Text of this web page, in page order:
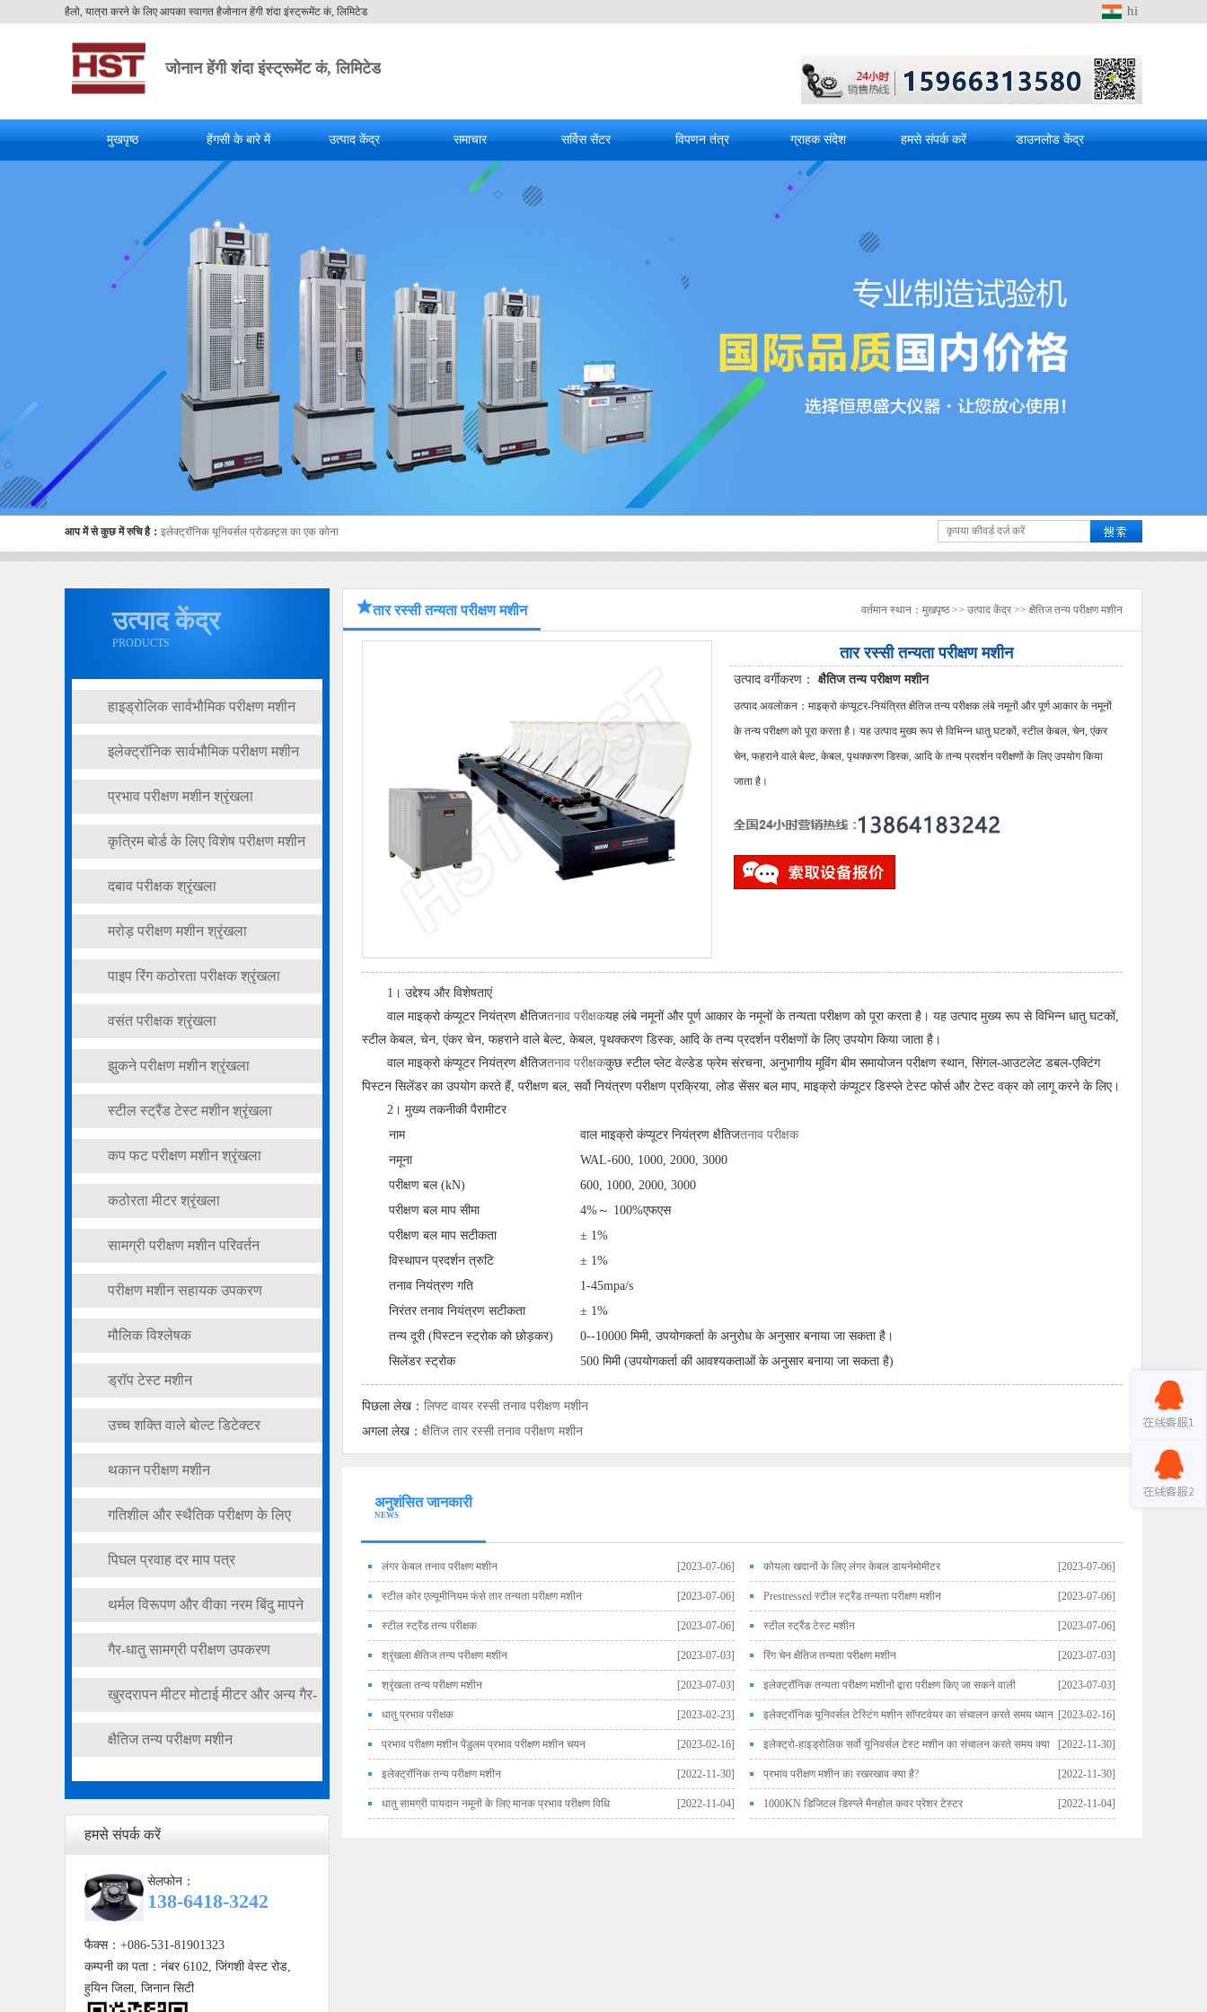
हैलो, यात्रा करने के लिए आपका स्वागत हैजोनान हेंगी शंदा इंस्ट्रूमेंट कं, लिमिटेड hi
जोनान हेंगी शंदा इंस्ट्रूमेंट कं, लिमिटेड
मुखपृष्ठ हेंगसी के बारे में उत्पाद केंद्र समाचार सर्विस सेंटर विपणन तंत्र ग्राहक संदेश हमसे संपर्क करें डाउनलोड केंद्र
आप में से कुछ में रुचि है： इलेक्ट्रॉनिक यूनिवर्सल प्रोडक्ट्स का एक कोना
उत्पाद केंद्र
PRODUCTS
हाइड्रोलिक सार्वभौमिक परीक्षण मशीन
श्रृंखला
इलेक्ट्रॉनिक सार्वभौमिक परीक्षण मशीन
प्रभाव परीक्षण मशीन श्रृंखला
कृत्रिम बोर्ड के लिए विशेष परीक्षण मशीन
दबाव परीक्षक श्रृंखला
मरोड़ परीक्षण मशीन श्रृंखला
पाइप रिंग कठोरता परीक्षक श्रृंखला
वसंत परीक्षक श्रृंखला
झुकने परीक्षण मशीन श्रृंखला
स्टील स्ट्रैंड टेस्ट मशीन श्रृंखला
कप फट परीक्षण मशीन श्रृंखला
कठोरता मीटर श्रृंखला
सामग्री परीक्षण मशीन परिवर्तन
परीक्षण मशीन सहायक उपकरण
मौलिक विश्लेषक
ड्रॉप टेस्ट मशीन
उच्च शक्ति वाले बोल्ट डिटेक्टर
थकान परीक्षण मशीन
गतिशील और स्थैतिक परीक्षण के लिए
सार्वभौमिक परीक्षण मशीन
पिघल प्रवाह दर माप पत्र
थर्मल विरूपण और वीका नरम बिंदु मापने
वाला साधन
गैर-धातु सामग्री परीक्षण उपकरण
खुरदरापन मीटर मोटाई मीटर और अन्य गैर-
विनाशकारी परीक्षण उपकरण
क्षैतिज तन्य परीक्षण मशीन
हमसे संपर्क करें
सेलफोन：
138-6418-3242
फैक्स：+086-531-81901323
कम्पनी का पता：नंबर 6102, जिंगशी वेस्ट रोड,
हुयिन जिला, जिनान सिटी
वर्तमान स्थान： मुखपृष्ठ>> उत्पाद केंद्र>> क्षैतिज तन्य परीक्षण मशीन
तार रस्सी तन्यता परीक्षण मशीन
तार रस्सी तन्यता परीक्षण मशीन
उत्पाद वर्गीकरण： क्षैतिज तन्य परीक्षण मशीन
उत्पाद अवलोकन：माइक्रो कंप्यूटर-नियंत्रित क्षैतिज तन्य परीक्षक लंबे नमूनों और पूर्ण आकार के नमूनों
के तन्य परीक्षण को पूरा करता है। यह उत्पाद मुख्य रूप से विभिन्न धातु घटकों, स्टील केबल, चेन, एंकर
चेन, फहराने वाले बेल्ट, केबल, पृथक्करण डिस्क, आदि के तन्य प्रदर्शन परीक्षणों के लिए उपयोग किया
जाता है।
1। उद्देश्य और विशेषताएं
वाल माइक्रो कंप्यूटर नियंत्रण क्षैतिजतनाव परीक्षकयह लंबे नमूनों और पूर्ण आकार के नमूनों के तन्यता परीक्षण को पूरा करता है। यह उत्पाद मुख्य रूप से विभिन्न धातु घटकों,
स्टील केबल, चेन, एंकर चेन, फहराने वाले बेल्ट, केबल, पृथक्करण डिस्क, आदि के तन्य प्रदर्शन परीक्षणों के लिए उपयोग किया जाता है।
वाल माइक्रो कंप्यूटर नियंत्रण क्षैतिजतनाव परीक्षककुछ स्टील प्लेट वेल्डेड फ्रेम संरचना, अनुभागीय मूविंग बीम समायोजन परीक्षण स्थान, सिंगल-आउटलेट डबल-एक्टिंग
पिस्टन सिलेंडर का उपयोग करते हैं, परीक्षण बल, सर्वो नियंत्रण परीक्षण प्रक्रिया, लोड सेंसर बल माप, माइक्रो कंप्यूटर डिस्प्ले टेस्ट फोर्स और टेस्ट वक्र को लागू करने के लिए।
2। मुख्य तकनीकी पैरामीटर
नाम
वाल माइक्रो कंप्यूटर नियंत्रण क्षैतिजतनाव परीक्षक
नमूना
WAL-600, 1000, 2000, 3000
परीक्षण बल (kN)
600, 1000, 2000, 3000
परीक्षण बल माप सीमा
4%～ 100%एफएस
परीक्षण बल माप सटीकता
± 1%
विस्थापन प्रदर्शन त्रुटि
± 1%
तनाव नियंत्रण गति
1-45mpa/s
निरंतर तनाव नियंत्रण सटीकता
± 1%
तन्य दूरी (पिस्टन स्ट्रोक को छोड़कर)
0--10000 मिमी, उपयोगकर्ता के अनुरोध के अनुसार बनाया जा सकता है।
सिलेंडर स्ट्रोक
500 मिमी (उपयोगकर्ता की आवश्यकताओं के अनुसार बनाया जा सकता है)
पिछला लेख： लिफ्ट वायर रस्सी तनाव परीक्षण मशीन
अगला लेख： क्षैतिज तार रस्सी तनाव परीक्षण मशीन
अनुशंसित जानकारी
NEWS
[2023-07-06]
लंगर केबल तनाव परीक्षण मशीन [2023-07-06]
कोयला खदानों के लिए लंगर केबल डायनेमोमीटर
[2023-07-06]
स्टील कोर एल्यूमीनियम फंसे तार तन्यता परीक्षण मशीन [2023-07-06]
Prestressed स्टील स्ट्रैंड तन्यता परीक्षण मशीन
[2023-07-06]
स्टील स्ट्रैंड तन्य परीक्षक [2023-07-06]
स्टील स्ट्रैंड टेस्ट मशीन
[2023-07-03]
श्रृंखला क्षैतिज तन्य परीक्षण मशीन [2023-07-03]
रिंग चेन क्षैतिज तन्यता परीक्षण मशीन
[2023-07-03]
श्रृंखला तन्य परीक्षण मशीन [2023-07-03]
इलेक्ट्रॉनिक तन्यता परीक्षण मशीनों द्वारा परीक्षण किए जा सकने वाली
परियोजनाएं
[2023-02-23]
धातु प्रभाव परीक्षक [2023-02-16]
इलेक्ट्रॉनिक यूनिवर्सल टेस्टिंग मशीन सॉफ्टवेयर का संचालन करते समय ध्यान
दें
[2023-02-16]
प्रभाव परीक्षण मशीन पेंडुलम प्रभाव परीक्षण मशीन चयन [2022-11-30]
इलेक्ट्रो-हाइड्रोलिक सर्वो यूनिवर्सल टेस्ट मशीन का संचालन करते समय क्या
ध्यान दिया जाना चाहिए?
[2022-11-30]
इलेक्ट्रॉनिक तन्य परीक्षण मशीन [2022-11-30]
प्रभाव परीक्षण मशीन का रखरखाव क्या है?
[2022-11-04]
धातु सामग्री पायदान नमूनों के लिए मानक प्रभाव परीक्षण विधि [2022-11-04]
1000KN डिजिटल डिस्प्ले मैनहोल कवर प्रेशर टेस्टर